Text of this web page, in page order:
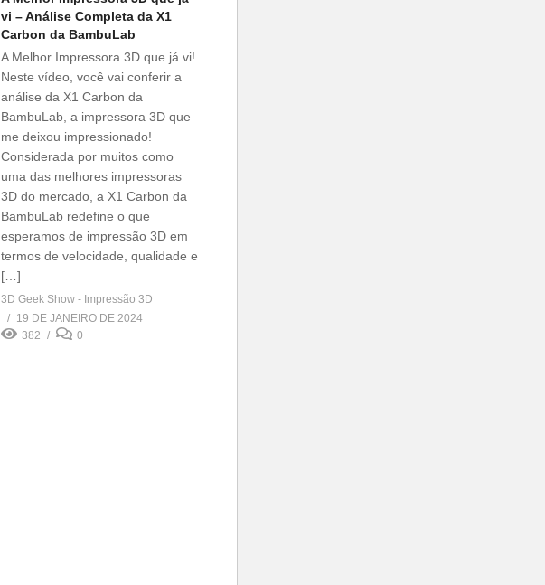
vi – Análise Completa da X1
Carbon da BambuLab
A Melhor Impressora 3D que já vi!
Neste vídeo, você vai conferir a
análise da X1 Carbon da
BambuLab, a impressora 3D que
me deixou impressionado!
Considerada por muitos como
uma das melhores impressoras
3D do mercado, a X1 Carbon da
BambuLab redefine o que
esperamos de impressão 3D em
termos de velocidade, qualidade e
[…]
3D Geek Show - Impressão 3D
19 DE JANEIRO DE 2024
382
0